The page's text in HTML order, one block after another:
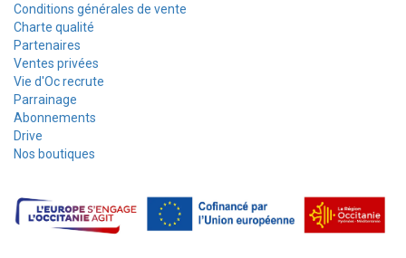
Conditions générales de vente
Charte qualité
Partenaires
Ventes privées
Vie d'Oc recrute
Parrainage
Abonnements
Drive
Nos boutiques